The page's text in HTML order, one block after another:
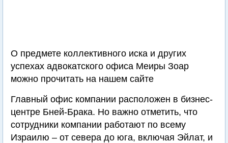
О предмете коллективного иска и других
успехах адвокатского офиса Меиры Зоар
можно прочитать на нашем сайте
Главный офис компании расположен в бизнес-
центре Бней-Брака. Но важно отметить, что
сотрудники компании работают по всему
Израилю – от севера до юга, включая Эйлат, и